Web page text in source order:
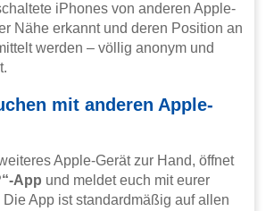
iPhones von anderen Apple-
Nähe erkannt und deren Position an
werden – völlig anonym und
mit anderen Apple-
Apple-Gerät zur Hand, öffnet
App und meldet euch mit eurer
App ist standardmäßig auf allen